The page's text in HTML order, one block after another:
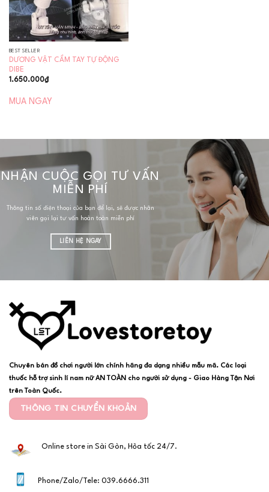
BEST SELLER
DƯƠNG VẬT CẦM TAY TỰ ĐỘNG
DIBE
1.650.000₫
MUA NGAY
NHẬN CUỘC GỌI TƯ VẤN
MIỄN PHÍ
Thông tin số điện thoại của bạn để lại, sẽ được nhân
viên gọi lại tư vấn hoàn toàn miễn phí
LIÊN HỆ NGAY
Chuyên bán đồ chơi người lớn chính hãng đa dạng nhiều mẫu mã. Các loại
thuốc hỗ trợ sinh lí nam nữ AN TOÀN cho người sử dụng - Giao Hàng Tận Nơi
trên Toàn Quốc.
THÔNG TIN CHUYỂN KHOẢN
Online store in Sài Gòn, Hỏa tốc 24/7.
Phone/Zalo/Tele: 039.6666.311